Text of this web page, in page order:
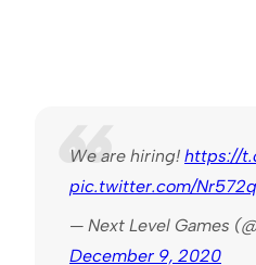
We are hiring! https://
pic.twitter.com/
— Next Level Games
December 9, 2020